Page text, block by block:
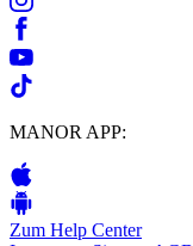
MANOR APP:
Zum Help Center